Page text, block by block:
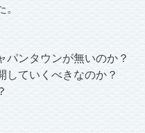
パンタウンが無いのか？
していくべきなのか？